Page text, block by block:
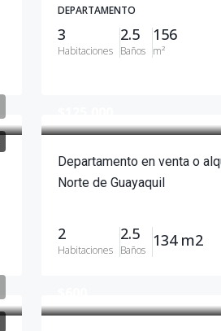
DEPARTAMENTO
3
Habitaciones
2.5
Baños
156
m²
Departamento en venta o
Norte de Guayaquil
2
Habitaciones
2.5
Baños
134 m2